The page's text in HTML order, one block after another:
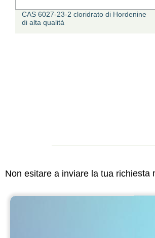
CAS 6027-23-2 cloridrato di Hordenine
di alta qualità
Non esitare a inviare la tua